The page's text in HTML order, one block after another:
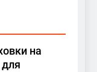
на
для